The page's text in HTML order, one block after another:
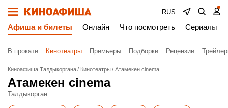
RUS
Афиша и билеты Онлайн Что посмотреть Сериалы
В прокате Кинотеатры Премьеры Подборки Рецензии
Киноафиша Талдыкоргана Кинотеатры Атамекен cinema
Атамекен cinema
Талдыкорган